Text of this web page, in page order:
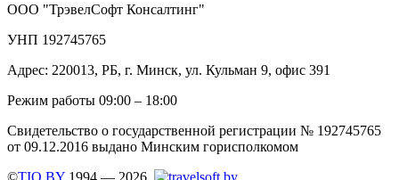
ООО "ТрэвелСофт Консалтинг"
УНП 192745765
Адрес: 220013, РБ, г. Минск, ул. Кульман 9, офис 391
Режим работы 09:00 – 18:00
Свидетельство о государственной регистрации № 192745765
от 09.12.2016 выдано Минским горисполкомом
©TIO.BY 1994 — 2026.